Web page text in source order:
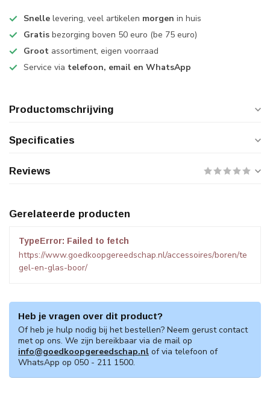
Snelle levering, veel artikelen morgen in huis
Gratis bezorging boven 50 euro (be 75 euro)
Groot assortiment, eigen voorraad
Service via telefoon, email en WhatsApp
Productomschrijving
Specificaties
Reviews
Gerelateerde producten
TypeError: Failed to fetch
https://www.goedkoopgereedschap.nl/accessoires/boren/te
gel-en-glas-boor/
Heb je vragen over dit product?
Of heb je hulp nodig bij het bestellen? Neem gerust contact
met op ons. We zijn bereikbaar via de mail op
info@goedkoopgereedschap.nl of via telefoon of
WhatsApp op 050 - 211 1500.